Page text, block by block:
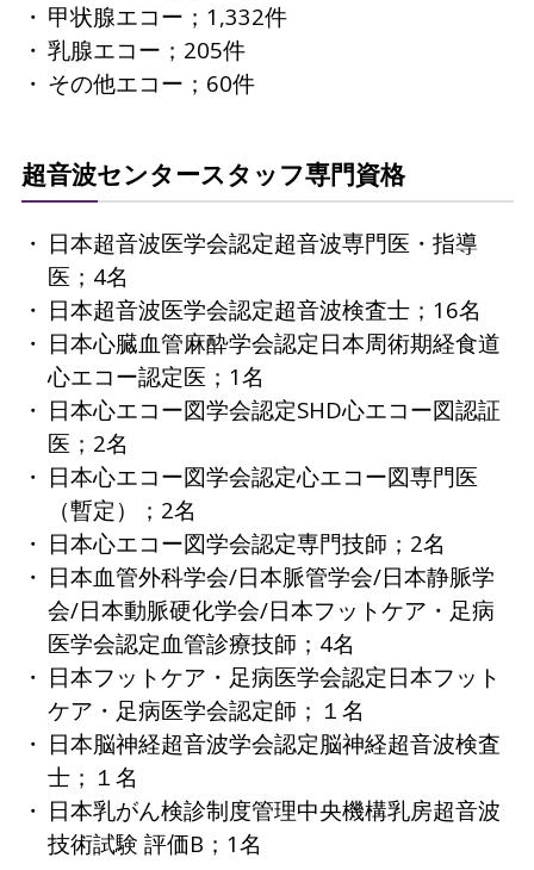
甲状腺エコー；1,332件
乳腺エコー；205件
その他エコー；60件
超音波センタースタッフ専門資格
日本超音波医学会認定超音波専門医・指導
医；4名
日本超音波医学会認定超音波検査士；16名
日本心臓血管麻酔学会認定日本周術期経食道
心エコー認定医；1名
日本心エコー図学会認定SHD心エコー図認証
医；2名
日本心エコー図学会認定心エコー図専門医
（暫定）；2名
日本心エコー図学会認定専門技師；2名
日本血管外科学会/日本脈管学会/日本静脈学
会/日本動脈硬化学会/日本フットケア・足病
医学会認定血管診療技師；4名
日本フットケア・足病医学会認定日本フット
ケア・足病医学会認定師；１名
日本脳神経超音波学会認定脳神経超音波検査
士；１名
日本乳がん検診制度管理中央機構乳房超音波
技術試験 評価B；1名